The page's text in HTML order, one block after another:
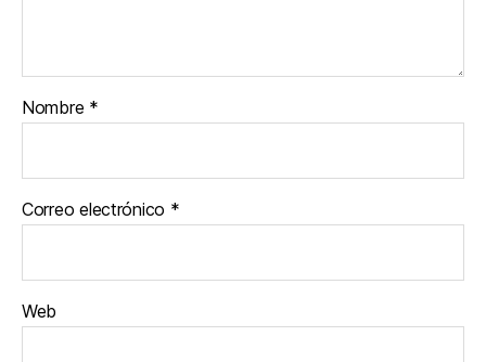
Nombre *
Correo electrónico *
Web